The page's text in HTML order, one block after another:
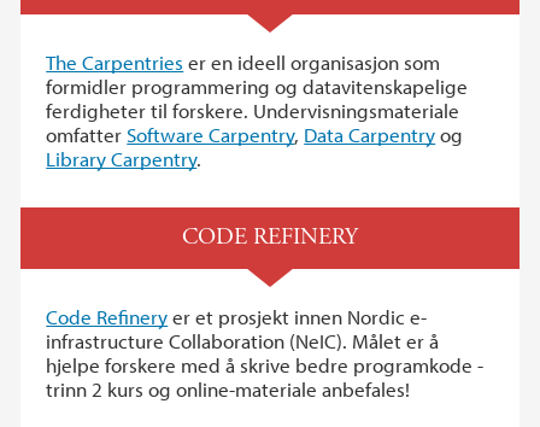
The Carpentries er en ideell organisasjon som
formidler programmering og datavitenskapelige
ferdigheter til forskere. Undervisningsmateriale
omfatter Software Carpentry, Data Carpentryog
Library Carpentry.
CODE REFINERY
Code Refineryer et prosjekt innen Nordic e-
infrastructure Collaboration (NeIC). Målet er å
hjelpe forskere med å skrive bedre programkode -
trinn 2 kurs og online-materiale anbefales!